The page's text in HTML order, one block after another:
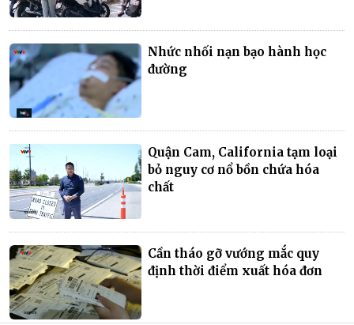
Nhức nhối nạn bạo hành học
đường
Quận Cam, California tạm loại
bỏ nguy cơ nổ bồn chứa hóa
chất
Cần tháo gỡ vướng mắc quy
định thời điểm xuất hóa đơn